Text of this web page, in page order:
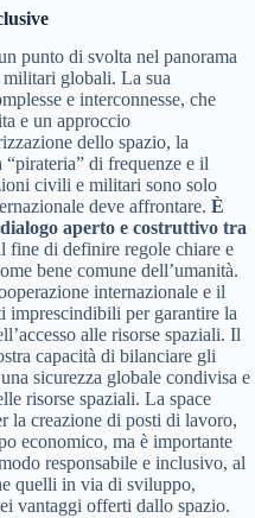
punto di svolta nel panorama
militari globali. La sua
e interconnesse, che
e un approccio
dello spazio, la
di frequenze e il
civili e militari sono solo
deve affrontare. È
aperto e costruttivo tra
fine di definire regole chiare e
bene comune dell’umanità.
internazionale e il
imprescindibili per garantire la
alle risorse spaziali. Il
capacità di bilanciare gli
sicurezza globale condivisa e
risorse spaziali. La space
la creazione di posti di lavoro,
economico, ma è importante
responsabile e inclusivo, al
quelli in via di sviluppo,
vantaggi offerti dallo spazio.